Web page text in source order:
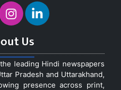
Us
leading Hindi newspapers
Pradesh and Uttarakhand,
presence across print,